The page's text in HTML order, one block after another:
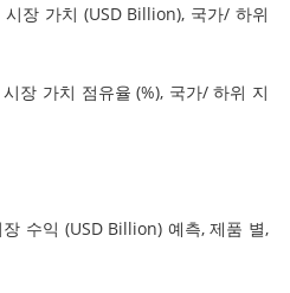
장 가치 (USD Billion), 국가/ 하위
장 가치 점유율 (%), 국가/ 하위 지
수익 (USD Billion) 예측, 제품 별,